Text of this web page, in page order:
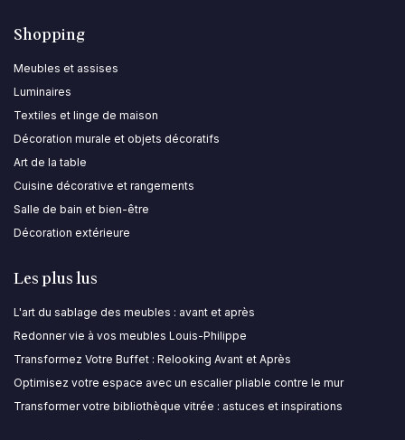
Shopping
Meubles et assises
Luminaires
Textiles et linge de maison
Décoration murale et objets décoratifs
Art de la table
Cuisine décorative et rangements
Salle de bain et bien-être
Décoration extérieure
Les plus lus
L'art du sablage des meubles : avant et après
Redonner vie à vos meubles Louis-Philippe
Transformez Votre Buffet : Relooking Avant et Après
Optimisez votre espace avec un escalier pliable contre le mur
Transformer votre bibliothèque vitrée : astuces et inspirations